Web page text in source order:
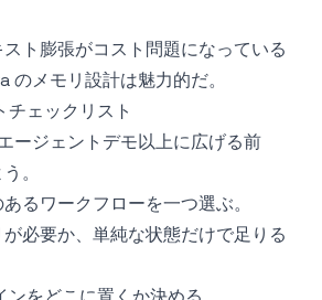
ト膨張がコスト問題になっている
のメモリ設計は魅力的だ。
ェックリスト
ージェントデモ以上に広げる前
。
るワークフローを一つ選ぶ。
必要か、単純な状態だけで足りる